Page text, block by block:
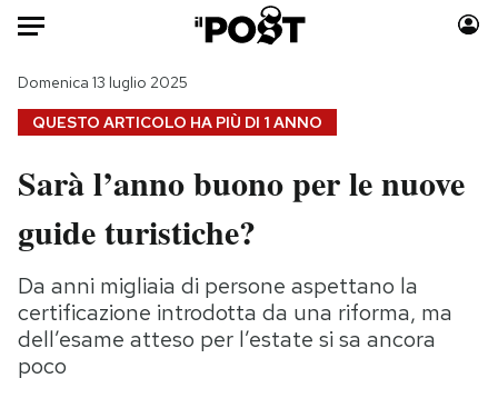
HOME
Italia
Politica
Tecnologia
Internet
Scienza
Moda
Storie/Idee
Ok Boomer!
Media
QUESTO ARTICOLO HA PIÙ DI 1 ANNO
Domenica 13 luglio 2025
Sarà l’anno buono per le nuove
guide turistiche?
Da anni migliaia di persone aspettano la
certificazione introdotta da una riforma, ma
dell’esame atteso per l’estate si sa ancora
poco